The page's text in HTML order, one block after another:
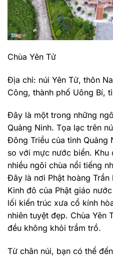
Chùa Yên Tử
Địa chỉ: núi Yên Tử, thôn
Công, thành phố Uông Bí,
Đây là một trong những
Quảng Ninh. Tọa lạc trên
Đông Triều của tỉnh Quảng
so với mực nước biển.
nhiều ngôi chùa nổi tiếng
Đây là nơi Phật hoàng Trần
Kinh đô của Phật giáo
lối kiến trúc xưa cổ kính
nhiên tuyệt đẹp. Chùa Yên
đều không khỏi trầm trồ.
Từ chân núi, bạn có thể